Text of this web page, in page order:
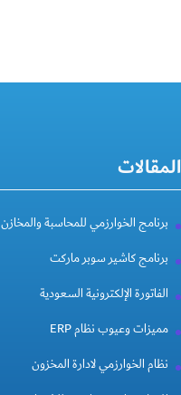
المقالات
برنامج الخوارزمي للمحاسبة والمخازن
برنامج كاشير سوبر ماركت
الفاتورة الإلكترونية السعودية
مميزات وعيوب نظام ERP
نظام الخوارزمي لادارة المخزون